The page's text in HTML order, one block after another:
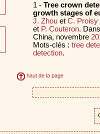
1 - Tree crown
growth stages of
J. Zhouet C. Proisy
et P. Couteron.
China, novembre
Mots-clés : tree
detection.
haut de la page